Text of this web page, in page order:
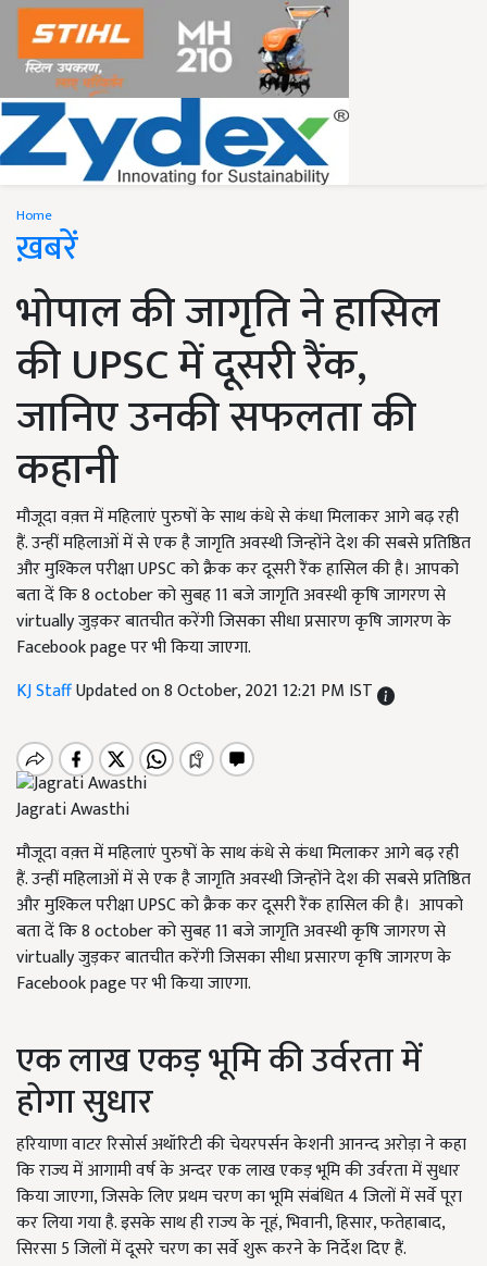
Home
ख़बरें
भोपाल की जागृति ने हासिल
की UPSC में दूसरी रैंक,
जानिए उनकी सफलता की
कहानी
मौजूदा वक़्त में महिलाएं पुरुषों के साथ कंधे से कंधा मिलाकर आगे बढ़ रही
हैं. उन्हीं महिलाओं में से एक है जागृति अवस्थी जिन्होंने देश की सबसे प्रतिष्ठित
और मुश्किल परीक्षा UPSC को क्रैक कर दूसरी रैंक हासिल की है। आपको
बता दें कि 8 october को सुबह 11 बजे जागृति अवस्थी कृषि जागरण से
virtually जुड़कर बातचीत करेंगी जिसका सीधा प्रसारण कृषि जागरण के
Facebook page पर भी किया जाएगा.
KJ StaffUpdated on 8 October, 2021 12:21 PM IST
Jagrati Awasthi
मौजूदा वक़्त में महिलाएं पुरुषों के साथ कंधे से कंधा मिलाकर आगे बढ़ रही
हैं. उन्हीं महिलाओं में से एक है जागृति अवस्थी जिन्होंने देश की सबसे प्रतिष्ठित
और मुश्किल परीक्षा UPSC को क्रैक कर दूसरी रैंक हासिल की है। आपको
बता दें कि 8 october को सुबह 11 बजे जागृति अवस्थी कृषि जागरण से
virtually जुड़कर बातचीत करेंगी जिसका सीधा प्रसारण कृषि जागरण के
Facebook page पर भी किया जाएगा.
एक लाख एकड़ भूमि की उर्वरता में
होगा सुधार
हरियाणा वाटर रिसोर्स अथॉरिटी की चेयरपर्सन केशनी आनन्द अरोड़ा ने कहा
कि राज्य में आगामी वर्ष के अन्दर एक लाख एकड़ भूमि की उर्वरता में सुधार
किया जाएगा, जिसके लिए प्रथम चरण का भूमि संबंधित 4 जिलों में सर्वे पूरा
कर लिया गया है. इसके साथ ही राज्य के नूहं, भिवानी, हिसार, फतेहाबाद,
सिरसा 5 जिलों में दूसरे चरण का सर्वे शुरू करने के निर्देश दिए हैं.